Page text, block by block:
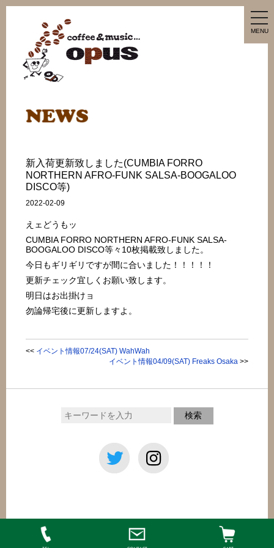
MENU
新入荷更新致しました(CUMBIA FORRO
NORTHERN AFRO-FUNK SALSA-BOOGALOO
DISCO等)
2022-02-09
えェどうもッ
CUMBIA FORRO NORTHERN AFRO-FUNK SALSA-
BOOGALOO DISCO等々10枚掲載致しました。
今日もギリギリですが間に合いました！！！！！
更新チェック宜しくお願い致します。
明日はお出掛けョ
勿論帰宅後に更新しますよ。
<< イベント情報07/24(SAT) WahWah
イベント情報04/09(SAT) Freaks Osaka>>